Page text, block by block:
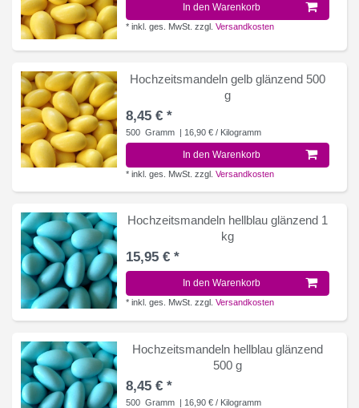
In den Warenkorb
*inkl. ges. MwSt. zzgl.Versandkosten
Hochzeitsmandeln gelb glänzend 500
g
8,45 € *
500 Gramm | 16,90 € / Kilogramm
In den Warenkorb
*inkl. ges. MwSt. zzgl.Versandkosten
Hochzeitsmandeln hellblau glänzend 1
kg
15,95 € *
In den Warenkorb
*inkl. ges. MwSt. zzgl.Versandkosten
Hochzeitsmandeln hellblau glänzend
500 g
8,45 € *
500 Gramm | 16,90 € / Kilogramm